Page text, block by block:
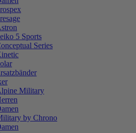
5 Sports
Series
Military
by Chrono